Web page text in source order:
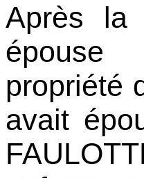
Après la
épouse
propriété
avait